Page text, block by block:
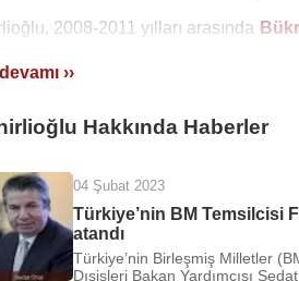
2008-2011 yılları arasında
, 27 Ağustos
bağımsız kontenjandan
tarafından yeni kabine onaylandı.
, 7 Haziran2015seçimleri
››
Hakkında Haberler
04 Şubat 2023
Türkiye’nin BM Temsilcisi
atandı
Türkiye’nin Birleşmiş Milletler
Dışişleri Bakan Yardımcısı Sedat